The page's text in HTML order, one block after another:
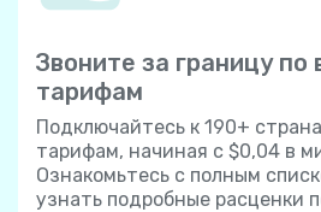
Звоните за границу по
тарифам
Подключайтесь к 190+
тарифам, начиная с $0,04 в
Ознакомьтесь с полным
узнать подробные расценки